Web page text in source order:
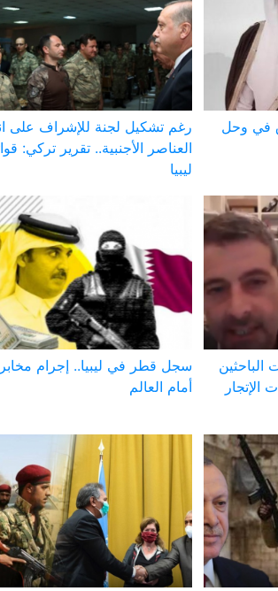
في وحل
رغم تشكيل لجنة للإشراف على
العناصر الأجنبية.. تقرير تركي:
ليبيا
الباحثين
سجل قطر في ليبيا.. إجرام
أمام العالم